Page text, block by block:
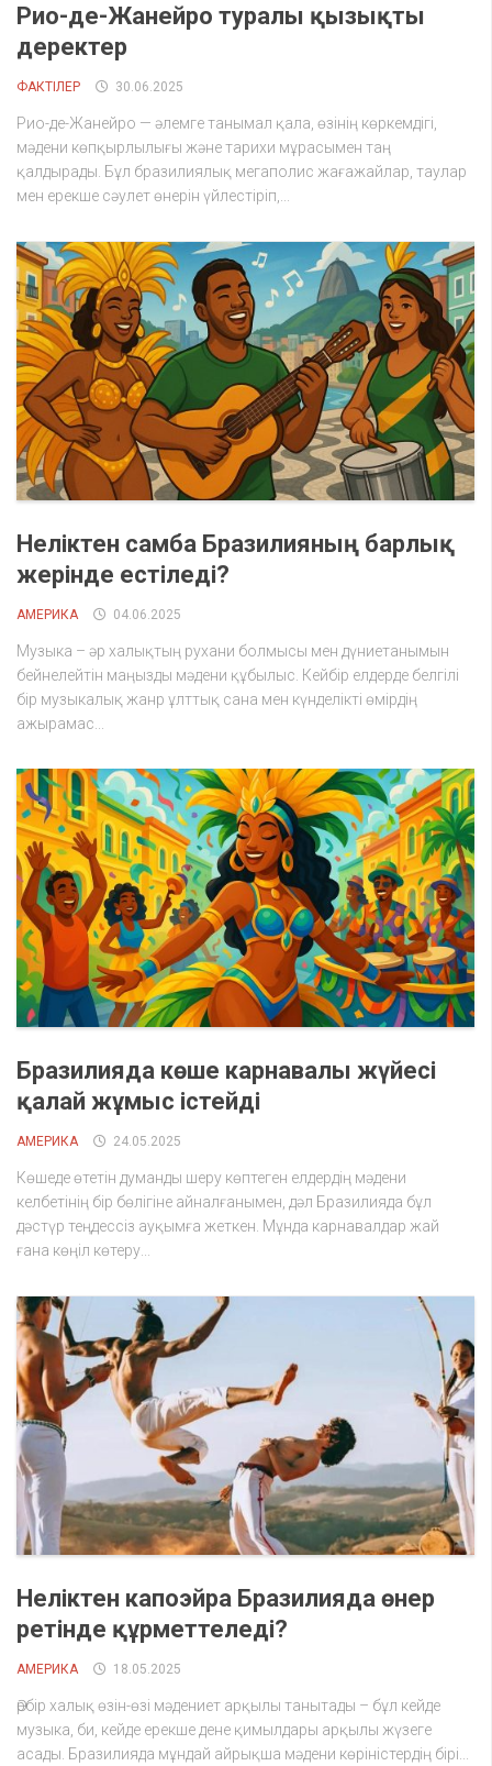
Рио-де-Жанейро туралы қызықты
деректер
ФАКТІЛЕР 30.06.2025
Рио-де-Жанейро — әлемге танымал қала, өзінің көркемдігі,
мәдени көпқырлылығы және тарихи мұрасымен таң
қалдырады. Бұл бразилиялық мегаполис жағажайлар, таулар
мен ерекше сәулет өнерін үйлестіріп,...
Неліктен самба Бразилияның барлық
жерінде естіледі?
АМЕРИКА 04.06.2025
Музыка – әр халықтың рухани болмысы мен дүниетанымын
бейнелейтін маңызды мәдени құбылыс. Кейбір елдерде белгілі
бір музыкалық жанр ұлттық сана мен күнделікті өмірдің
ажырамас...
Бразилияда көше карнавалы жүйесі
қалай жұмыс істейді
АМЕРИКА 24.05.2025
Көшеде өтетін думанды шеру көптеген елдердің мәдени
келбетінің бір бөлігіне айналғанымен, дәл Бразилияда бұл
дәстүр теңдессіз ауқымға жеткен. Мұнда карнавалдар жай
ғана көңіл көтеру...
Неліктен капоэйра Бразилияда өнер
ретінде құрметтеледі?
АМЕРИКА 18.05.2025
Әрбір халық өзін-өзі мәдениет арқылы танытады – бұл кейде
музыка, би, кейде ерекше дене қимылдары арқылы жүзеге
асады. Бразилияда мұндай айрықша мәдени көріністердің бірі...